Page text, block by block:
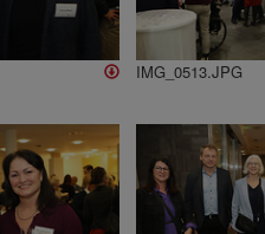
IMG_0513.JPG